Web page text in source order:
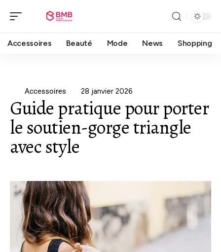
Accessoires Beauté Mode News Shopping
Accessoires 28 janvier 2026
Guide pratique pour porter
le soutien-gorge triangle
avec style